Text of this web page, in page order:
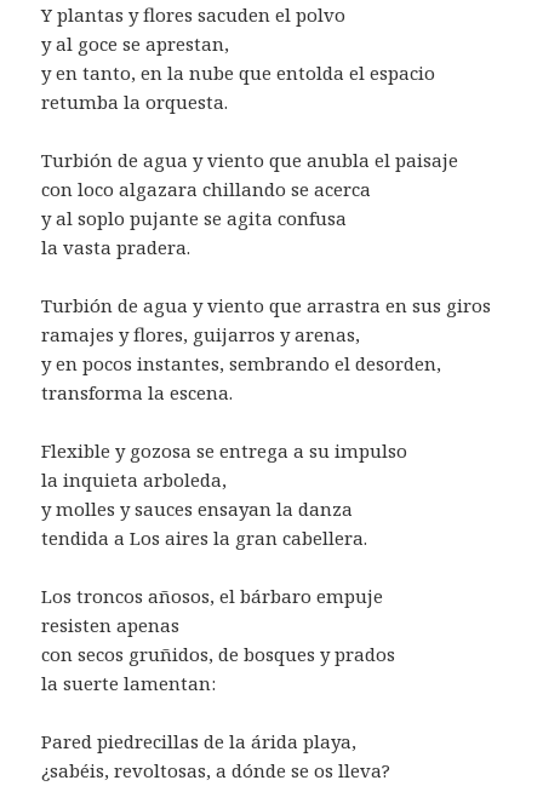
Y plantas y flores sacuden el polvo
y al goce se aprestan,
y en tanto, en la nube que entolda el espacio
retumba la orquesta.
Turbión de agua y viento que anubla el paisaje
con loco algazara chillando se acerca
y al soplo pujante se agita confusa
la vasta pradera.
Turbión de agua y viento que arrastra en sus giros
ramajes y flores, guijarros y arenas,
y en pocos instantes, sembrando el desorden,
transforma la escena.
Flexible y gozosa se entrega a su impulso
la inquieta arboleda,
y molles y sauces ensayan la danza
tendida a Los aires la gran cabellera.
Los troncos añosos, el bárbaro empuje
resisten apenas
con secos gruñidos, de bosques y prados
la suerte lamentan:
Pared piedrecillas de la árida playa,
¿sabéis, revoltosas, a dónde se os lleva?